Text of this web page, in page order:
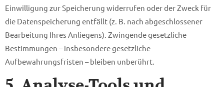
Einwilligung zur Speicherung widerrufen oder der Zweck für
die Datenspeicherung entfällt (z. B. nach abgeschlossener
Bearbeitung Ihres Anliegens). Zwingende gesetzliche
Bestimmungen – insbesondere gesetzliche
Aufbewahrungsfristen – bleiben unberührt.